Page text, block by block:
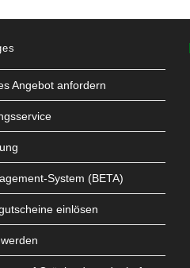
Angebot anfordern
System (BETA)
einlösen